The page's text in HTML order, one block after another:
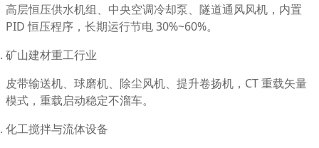
高层恒压供水机组、中央空调冷却泵、隧道通风风机，内置
PID 恒压程序，长期运行节电 30%~60%。
矿山建材重工行业
皮带输送机、球磨机、除尘风机、提升卷扬机，CT 重载矢量
模式，重载启动稳定不溜车。
化工搅拌与流体设备